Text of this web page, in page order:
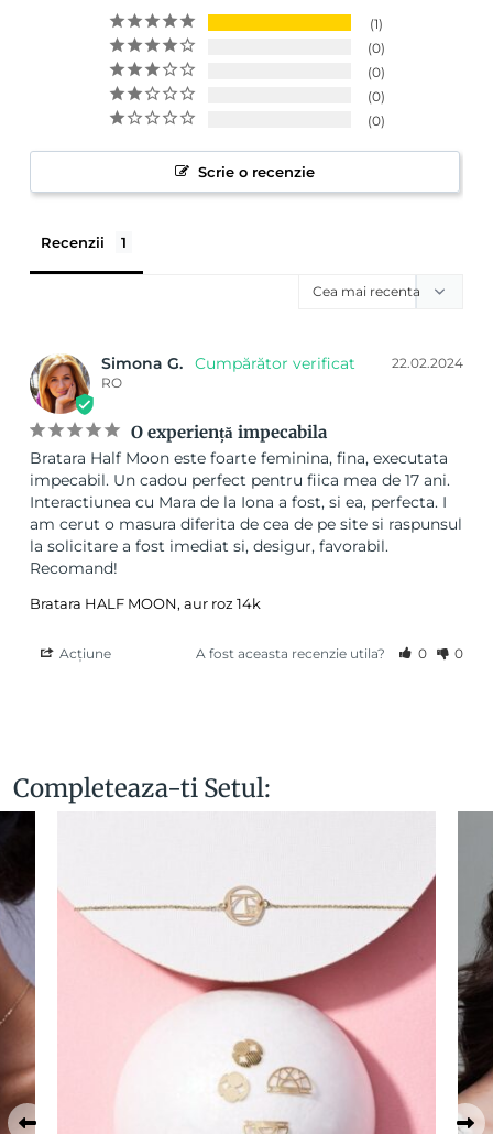
1
0
0
0
0
Scrie o recenzie
Recenzii
22.02.2024
Simona G.
RO
O experiență impecabila
Bratara Half Moon este foarte feminina, fina, executata
impecabil. Un cadou perfect pentru fiica mea de 17 ani.
Interactiunea cu Mara de la Iona a fost, si ea, perfecta. I
am cerut o masura diferita de cea de pe site si raspunsul
la solicitare a fost imediat si, desigur, favorabil.
Recomand!
Bratara HALF MOON, aur roz 14k
Acțiune A fost aceasta recenzie utila? 0 0
Completeaza-ti Setul: